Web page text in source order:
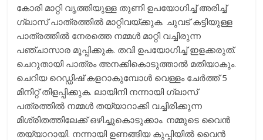
കോരി മാറ്റി വൃത്തിയുള്ള തുണി ഉപയോഗിച്ച് അരിച്ച്
ഗ്ലാസ് പാത്രത്തില്‍ മാറ്റിവയ്ക്കുക. ചുവട് കട്ടിയുള്ള
പാത്രത്തില്‍ നേരത്തെ നമ്മള്‍ മാറ്റി വച്ചിരുന്ന
പഞ്ചാസാര മൂപ്പിക്കുക. തവി ഉപയോഗിച്ച് ഇളക്കരുത്.
ചെറുതായി പാത്രം അനക്കികൊടുത്താല്‍ മതിയാകും.
ചെറിയ റെഡ്ഡിഷ് കളറാകുമ്പോള്‍ വെള്ളം ചേര്‍ത്ത് 5
മിനിറ്റ് തിളപ്പിക്കുക. ലായിനി നന്നായി ഗ്ലാസ്
പത്രത്തില്‍ നമ്മള്‍ തയ്യാറാക്കി വച്ചിരിക്കുന്ന
മിശ്രിതത്തിലേക്ക് ഒഴിച്ചുകൊടുക്കാം. നമ്മുടെ വൈന്‍
തയ്യാറായി. നന്നായി ഉണങ്ങിയ കുപ്പിയില്‍ വൈന്‍